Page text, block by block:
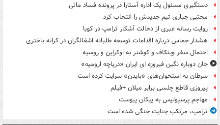
دستگیری مسئول یک اداره آستارا در پرونده فساد مالی
مجتبی جباری تیم جدیدش را انتخاب کرد
روایت رسانه عبری از دخالت آشکار ترامپ در کوبا
هشدار حماس درباره اقدامات توسعه طلبانه اشغالگران در کرانه باختری
احتمال سفر ویتکاف و کوشنر به اوکراین و روسیه
جان دوباره نگین فیروزه ای ایران «دریاچه ارومیه»
سرطان به استخوان‌های «بایدن» سرایت کرده است
پیروزی قاطع چلسی برابر میلان +فیلم
مهاجم پرسپولیس به پیکان پیوست
ترامپ، مرتکب جنایت جنگی شده است